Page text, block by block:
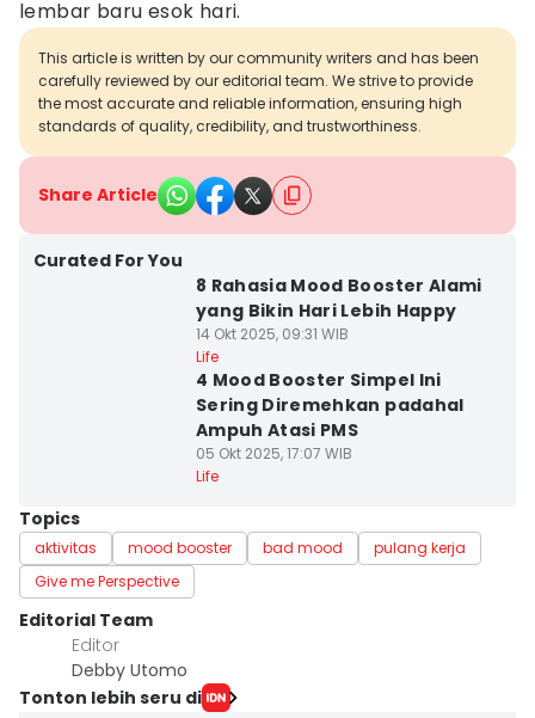
lembar baru esok hari.
This article is written by our community writers and has been
carefully reviewed by our editorial team. We strive to provide
the most accurate and reliable information, ensuring high
standards of quality, credibility, and trustworthiness.
Share Article
Curated For You
8 Rahasia Mood Booster Alami
yang Bikin Hari Lebih Happy
14 Okt 2025, 09:31 WIB
Life
4 Mood Booster Simpel Ini
Sering Diremehkan padahal
Ampuh Atasi PMS
05 Okt 2025, 17:07 WIB
Life
Topics
aktivitas mood booster bad mood
pulang kerja
Give me Perspective
Editorial Team
Editor
Debby Utomo
Tonton lebih seru di